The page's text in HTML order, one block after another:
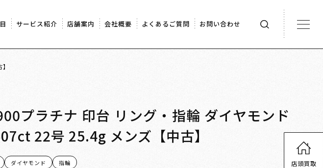
サービス紹介 店舗案内 会社概要 よくあるご質問 お問い合わせ
プラチナ 印台 リング・指輪 ダイヤモンド
22号 25.4g メンズ【中古】
ダイヤモンド 指輪 店頭買取